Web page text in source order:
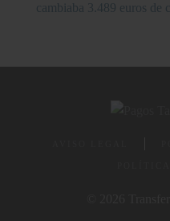
cambiaba 3.489 euros de